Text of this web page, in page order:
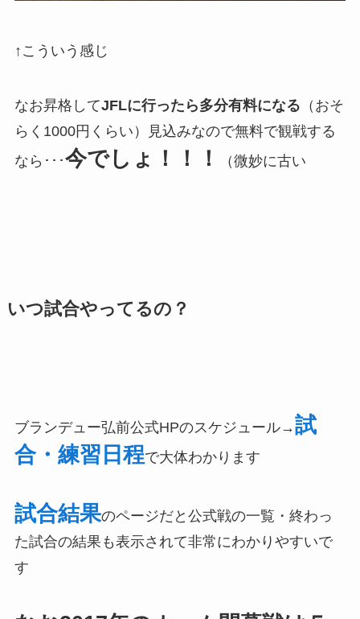
↑こういう感じ
なお昇格してJFLに行ったら多分有料になる （おそ
らく1000円くらい）見込みなので無料で観戦する
なら･･･今でしょ！！！ （微妙に古い
いつ試合やってるの？
ブランデュー弘前公式HPのスケジュール→試
合・練習日程で大体わかります
試合結果のページだと公式戦の一覧・終わっ
た試合の結果も表示されて非常にわかりやすいで
す